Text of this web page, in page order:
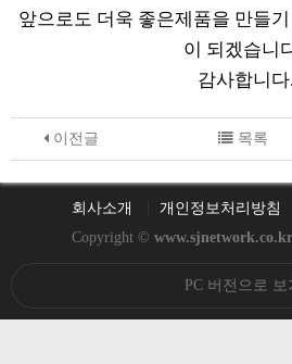
앞으로도 더욱 좋은제품을 만들
이 되겠습니
감사합니다.
이전글 목록
회사소개 개인정보처리방침
Copyright © www.sjnetwork.co.kr
PC 버전으로 보